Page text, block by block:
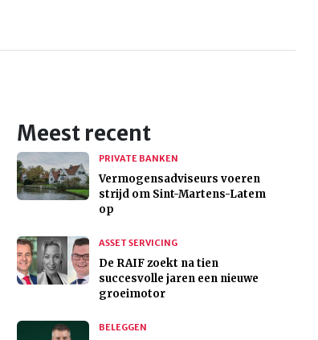
Meest recent
PRIVATE BANKEN
Vermogensadviseurs voeren
strijd om Sint-Martens-Latem
op
ASSET SERVICING
De RAIF zoekt na tien
succesvolle jaren een nieuwe
groeimotor
BELEGGEN